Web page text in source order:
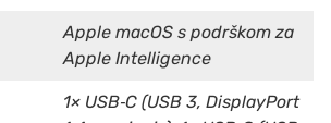
Apple macOS s podrškom za
Apple Intelligence
1× USB‑C (USB 3, DisplayPort